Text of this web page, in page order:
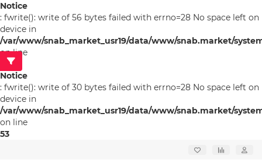
Notice
: fwrite(): write of 56 bytes failed with errno=28 No space left on
device in
/var/www/snab_market_usr19/data/www/snab.market/
on line
53
Notice
: fwrite(): write of 30 bytes failed with errno=28 No space left on
device in
/var/www/snab_market_usr19/data/www/snab.market/
on line
53